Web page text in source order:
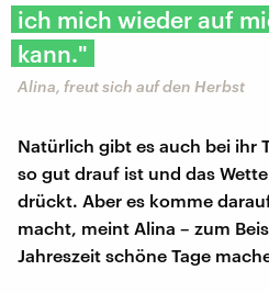
ich mich wieder auf
kann."
Alina, freut sich auf den Herbst
Natürlich gibt es auch bei ihr
so gut drauf ist und das
drückt. Aber es komme
macht, meint Alina – zum
Jahreszeit schöne Tage